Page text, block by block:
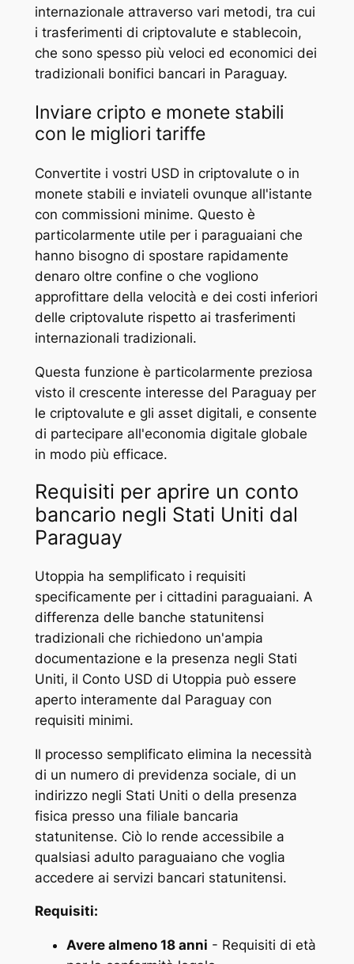
internazionale attraverso vari metodi, tra cui
i trasferimenti di criptovalute e stablecoin,
che sono spesso più veloci ed economici dei
tradizionali bonifici bancari in Paraguay.
Inviare cripto e monete stabili
con le migliori tariffe
Convertite i vostri USD in criptovalute o in
monete stabili e inviateli ovunque all'istante
con commissioni minime. Questo è
particolarmente utile per i paraguaiani che
hanno bisogno di spostare rapidamente
denaro oltre confine o che vogliono
approfittare della velocità e dei costi inferiori
delle criptovalute rispetto ai trasferimenti
internazionali tradizionali.
Questa funzione è particolarmente preziosa
visto il crescente interesse del Paraguay per
le criptovalute e gli asset digitali, e consente
di partecipare all'economia digitale globale
in modo più efficace.
Requisiti per aprire un conto
bancario negli Stati Uniti dal
Paraguay
Utoppia ha semplificato i requisiti
specificamente per i cittadini paraguaiani. A
differenza delle banche statunitensi
tradizionali che richiedono un'ampia
documentazione e la presenza negli Stati
Uniti, il Conto USD di Utoppia può essere
aperto interamente dal Paraguay con
requisiti minimi.
Il processo semplificato elimina la necessità
di un numero di previdenza sociale, di un
indirizzo negli Stati Uniti o della presenza
fisica presso una filiale bancaria
statunitense. Ciò lo rende accessibile a
qualsiasi adulto paraguaiano che voglia
accedere ai servizi bancari statunitensi.
Requisiti:
Avere almeno 18 anni - Requisiti di età